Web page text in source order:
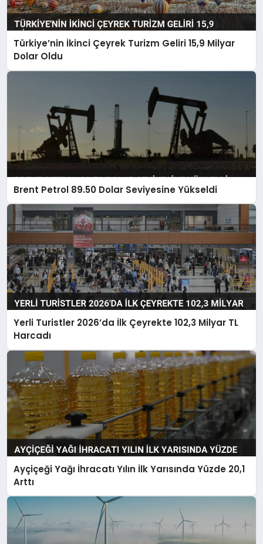
Türkiye’nin İkinci Çeyrek Turizm Geliri 15,9 Milyar
Dolar Oldu
Brent Petrol 89.50 Dolar Seviyesine Yükseldi
Yerli Turistler 2026’da İlk Çeyrekte 102,3 Milyar TL
Harcadı
Ayçiçeği Yağı İhracatı Yılın İlk Yarısında Yüzde 20,1
Arttı